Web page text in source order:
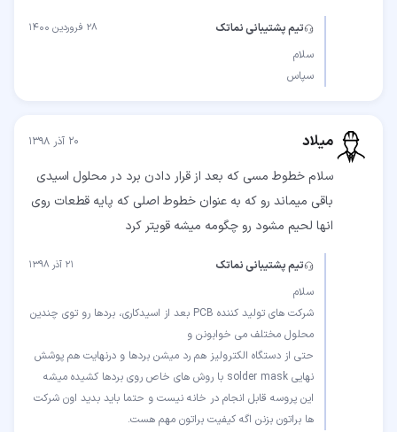
تیم پشتیبانی نماتک ۲۸ فروردین ۱۴۰۰
سپاس
میلاد ۲۰ آذر ۱۳۹۸
سلام خطوط مسی که بعد از قرار دادن برد در محلول اسیدی
باقی میماند رو که به عنوان خطوط اصلی که پایه قطعات روی
انها لحیم مشود رو چگومه میشه قویتر کرد
تیم پشتیبانی نماتک ۲۱ آذر ۱۳۹۸
شرکت های تولید کننده PCB بعد از اسیدکاری، بردها رو‌ توی چندین
حتی از دستگاه الکترولیز هم رد میشن بردها و درنهایت هم پوشش
این پروسه قابل انجام در خانه نیست و حتما باید بدید اون شرکت
ها براتون بزنن اگه کیفیت براتون مهم هست.